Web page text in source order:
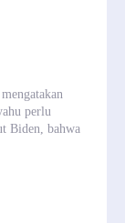
perlu
Biden, bahwa